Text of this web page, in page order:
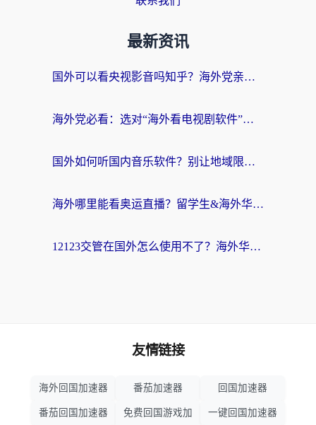
最新资讯
国外可以看央视影音吗知乎？海外党亲测有效的回国加速方案
海外党必看：选对“海外看电视剧软件”，再也不用愁国内剧刷不了
国外如何听国内音乐软件？别让地域限制，断了你的中文歌单
海外哪里能看奥运直播？留学生&海外华人必看的体育赛事观赛终极指南
12123交管在国外怎么使用不了？海外华人必看的无缝访问国内资源指南
友情链接
海外回国加速器 番茄加速器 回国加速器
番茄回国加速器 免费回国游戏加 一键回国加速器